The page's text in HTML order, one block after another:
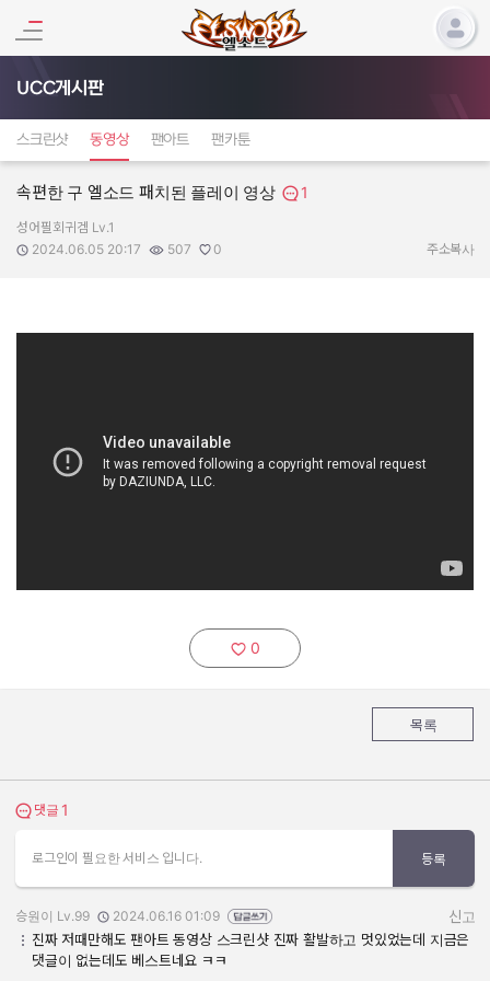
UCC게시판
스크린샷 동영상 팬아트 팬카툰
속편한 구 엘소드 패치된 플레이 영상 1
작성자:
성어필회귀겜 Lv.1
작성일:
2024.06.05 20:17
조회수:
507
추천수:
0 주소복사
추천하기:
0
목록
댓글 보기
댓글 1
로그인이 필요한 서비스 입니다. 등록
작성자:
승원이 Lv.99
작성일:
2024.06.16 01:09
신고
진짜 저때만해도 팬아트 동영상 스크린샷 진짜 활발하고 멋있었는데 지금은
댓글이 없는데도 베스트네요 ㅋㅋ